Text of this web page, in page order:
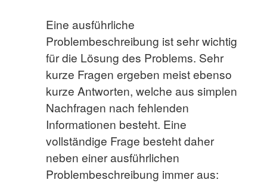
Eine ausführliche
Problembeschreibung ist sehr wichtig
für die Lösung des Problems. Sehr
kurze Fragen ergeben meist ebenso
kurze Antworten, welche aus simplen
Nachfragen nach fehlenden
Informationen besteht. Eine
vollständige Frage besteht daher
neben einer ausführlichen
Problembeschreibung immer aus: